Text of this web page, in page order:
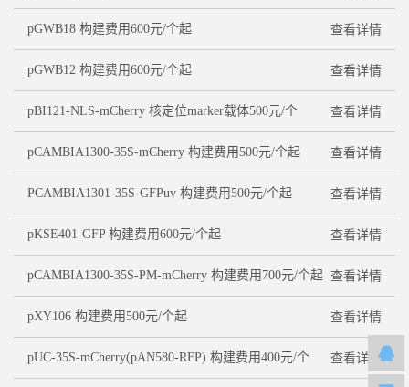
pGWB18 构建费用600元/个起 查看详情
pGWB12 构建费用600元/个起 查看详情
pBI121-NLS-mCherry 核定位marker载体500元/个 查看详情
pCAMBIA1300-35S-mCherry 构建费用500元/个起 查看详情
PCAMBIA1301-35S-GFPuv 构建费用500元/个起 查看详情
pKSE401-GFP 构建费用600元/个起 查看详情
pCAMBIA1300-35S-PM-mCherry 构建费用700元/个起 查看详情
pXY106 构建费用500元/个起 查看详情
pUC-35S-mCherry(pAN580-RFP) 构建费用400元/个 查看详情